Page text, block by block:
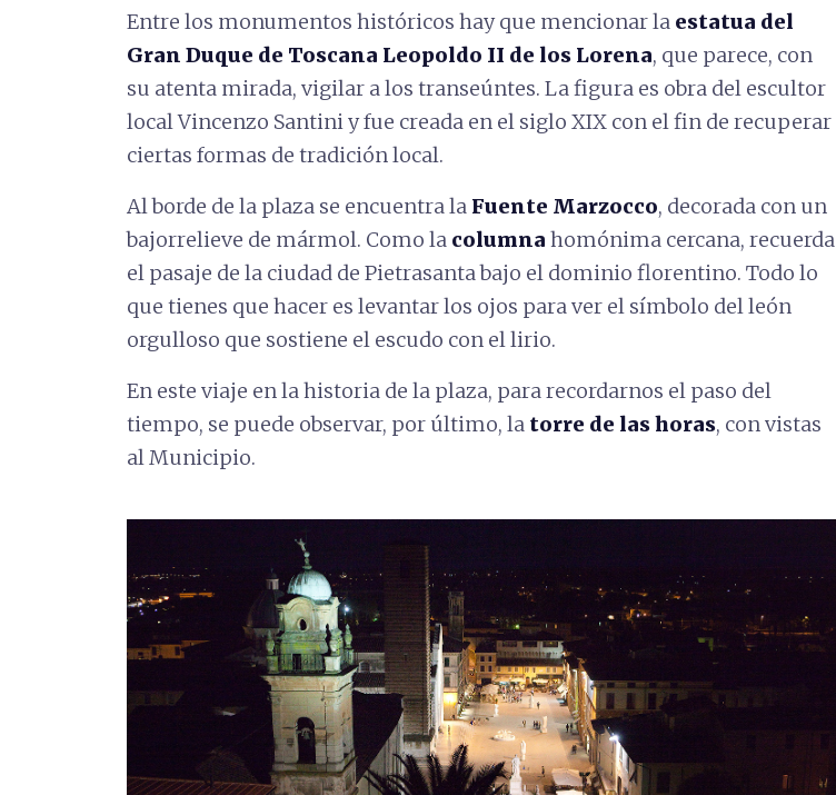
Entre los monumentos históricos hay que mencionar la estatua del
Gran Duque de Toscana Leopoldo II de los Lorena, que parece, con
su atenta mirada, vigilar a los transeúntes. La figura es obra del escultor
local Vincenzo Santini y fue creada en el siglo XIX con el fin de recuperar
ciertas formas de tradición local.
Al borde de la plaza se encuentra la Fuente Marzocco, decorada con un
bajorrelieve de mármol. Como la columna homónima cercana, recuerda
el pasaje de la ciudad de Pietrasanta bajo el dominio florentino. Todo lo
que tienes que hacer es levantar los ojos para ver el símbolo del león
orgulloso que sostiene el escudo con el lirio.
En este viaje en la historia de la plaza, para recordarnos el paso del
tiempo, se puede observar, por último, la torre de las horas, con vistas
al Municipio.